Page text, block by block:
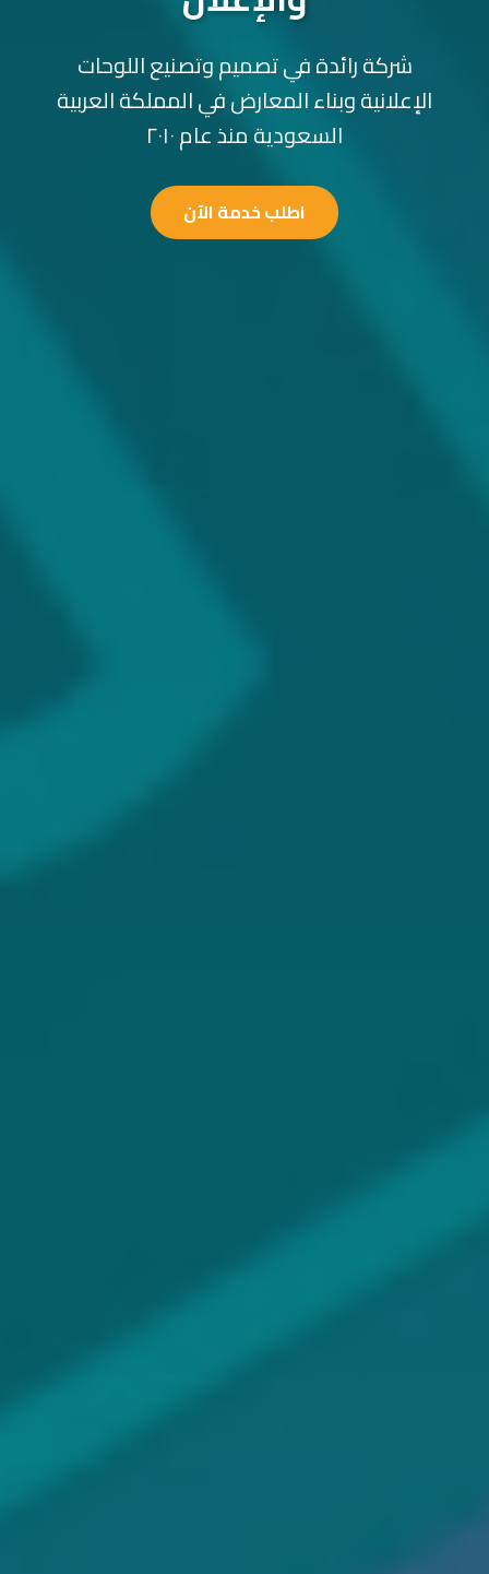
شركة رائدة في تصميم وتصنيع اللوحات
الإعلانية وبناء المعارض في المملكة العربية
السعودية منذ عام ٢٠١٠
اطلب خدمة الآن